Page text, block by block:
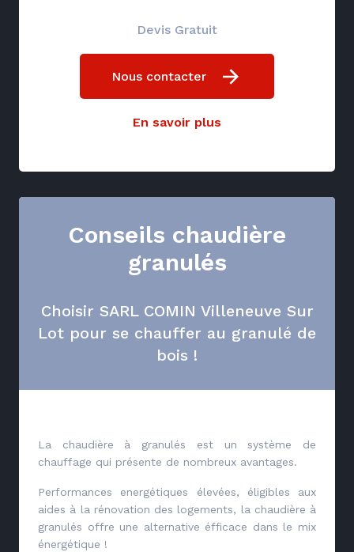
Devis Gratuit
Nous contacter
En savoir plus
Conseils chaudière
granulés
Choisir SARL COMIN Villeneuve Sur
Lot pour se chauffer au granulé de
bois !
La chaudière à granulés est un système de
chauffage qui présente de nombreux avantages.
Performances energétiques élevées, éligibles aux
aides à la rénovation des logements, la chaudière à
granulés offre une alternative éfficace dans le mix
énergétique !